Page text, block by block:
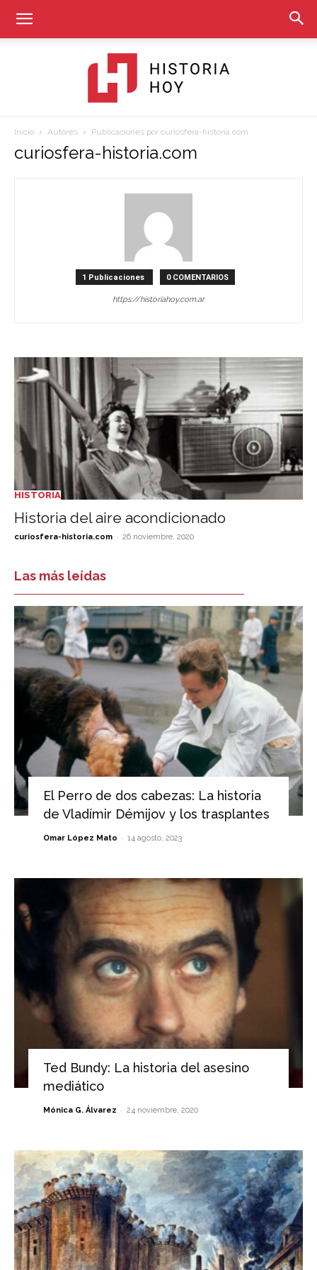
Historia
Inicio Autores Publicaciones por curiosfera-historia.com
curiosfera-historia.com
1 Publicaciones 0 COMENTARIOS
https://historiahoy.com.ar
HISTORIA
Historia del aire acondicionado
curiosfera-historia.com - 26 noviembre, 2020
Las más leídas
El Perro de dos cabezas: La historia
de Vladímir Démijov y los trasplantes
Omar López Mato - 14 agosto, 2023
Ted Bundy: La historia del asesino
mediático
Mónica G. Álvarez - 24 noviembre, 2020